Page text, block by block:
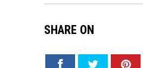
SHARE ON